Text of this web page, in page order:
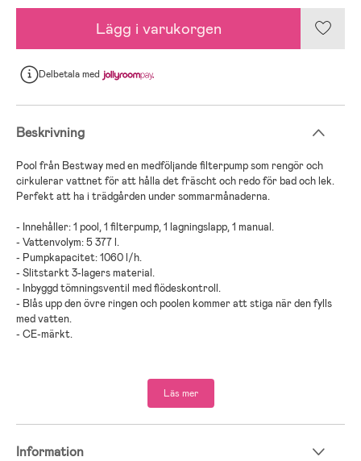
Lägg i varukorgen
Delbetalamed
Beskrivning
Pool från Bestway med en medföljande filterpump som rengör och
cirkulerar vattnet för att hålla det fräscht och redo för bad och lek.
Perfekt att ha i trädgården under sommarmånaderna.
- Innehåller: 1 pool, 1 filterpump, 1 lagningslapp, 1 manual.
- Vattenvolym: 5 377 l.
- Pumpkapacitet: 1060 l/h.
- Slitstarkt 3-lagers material.
- Inbyggd tömningsventil med flödeskontroll.
- Blås upp den övre ringen och poolen kommer att stiga när den fylls
med vatten.
- CE-märkt.
Läs mer
Information